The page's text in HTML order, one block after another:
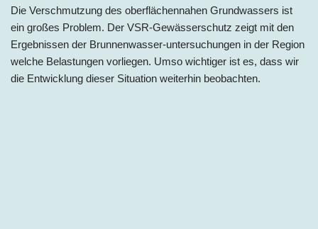
Die Verschmutzung des oberflächennahen Grundwassers ist
ein großes Problem. Der VSR-Gewässerschutz zeigt mit den
Ergebnissen der Brunnenwasser-untersuchungen in der Region
welche Belastungen vorliegen. Umso wichtiger ist es, dass wir
die Entwicklung dieser Situation weiterhin beobachten.